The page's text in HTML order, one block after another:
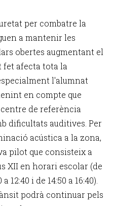
per combatre la
a mantenir les
obertes augmentant el
fet afecta tota la
l'alumnat
en compte que
de referència
dificultats auditives. Per
acústica a la zona,
pilot que consisteix a
XII en horari escolar (de
i de 14:50 a 16:40).
podrà continuar pels